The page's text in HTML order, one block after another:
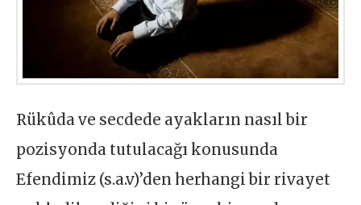
Rükûda ve secdede ayakların nasıl bir
pozisyonda tutulacağı konusunda
Efendimiz (s.a.v)’den herhangi bir rivayet